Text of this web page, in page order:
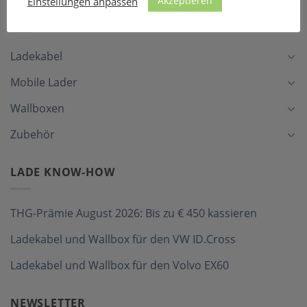
Ladekabel
Mobile Lader
Wallboxen
Zubehör
LADE KNOW-HOW
THG-Prämie August 2026: Bis zu € 450 kassieren
Ladekabel und Wallbox für den VW ID.Cross
Ladekabel und Wallbox für den Volvo EX60
NEWSLETTER